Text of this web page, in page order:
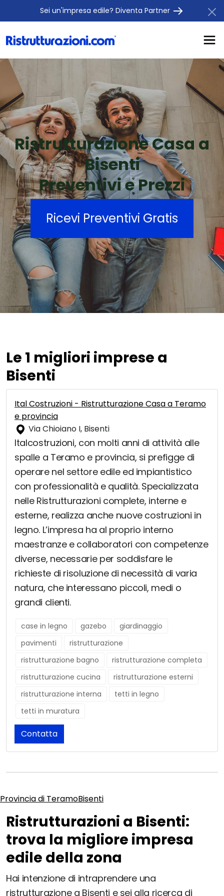
Sei un'impresa edile? Diventa Partner
Ristrutturazione Casa a
Bisenti
Preventivi e Prezzi
Ricevi Preventivi Gratis
Le 1 migliori imprese a
Bisenti
Ital Costruzioni - Ristrutturazione Casa a Teramo
e provincia
Via Chioiano I, Bisenti
Italcostruzioni, con molti anni di attività alle
spalle a Teramo e provincia, si prefigge di
operare nel settore edile ed impiantistico
con professionalità e qualità. Specializzata
nelle Ristrutturazioni complete, interne e
esterne, realizza anche nuove costruzioni in
legno. L’impresa ha al proprio interno
maestranze e collaboratori con competenze
diverse, necessarie per soddisfare le
richieste di risoluzione di necessità di varia
natura, che interessano piccoli, medi o
grandi clienti.
case in legno gazebo
giardinaggio
pavimenti
ristrutturazione
ristrutturazione bagno
ristrutturazione completa
ristrutturazione cucina
ristrutturazione esterni
ristrutturazione interna
tetti in legno
tetti in muratura
Contatta
Provincia di TeramoBisenti
Ristrutturazioni a Bisenti:
trova la migliore impresa
edile della zona
Hai intenzione di intraprendere una
ristrutturazione a Bisenti e sei alla ricerca di